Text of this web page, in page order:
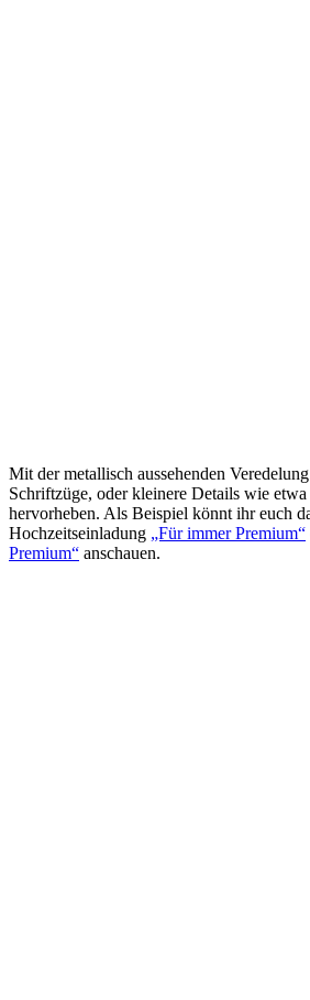
Mit der metallisch aussehenden
Schriftzüge, oder kleinere Details wie
hervorheben. Als Beispiel könnt ihr euch
Hochzeitseinladung „Für immer Premium“
Premium“ anschauen.